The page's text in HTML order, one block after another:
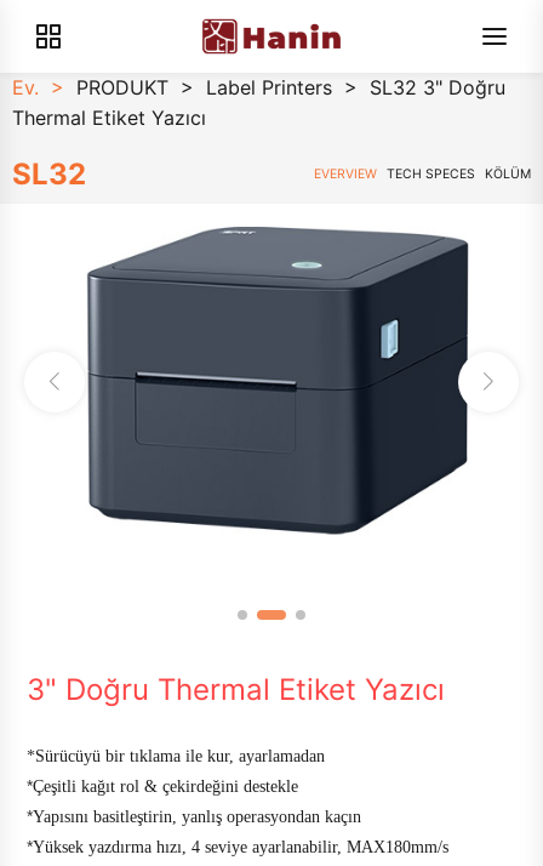
Ev. > PRODUKT > Label Printers >
SL32 3" Doğru
Thermal Etiket Yazıcı
SL32 EVERVIEW TECH SPECES KÖLÜM
3" Doğru Thermal Etiket Yazıcı
*Sürücüyü bir tıklama ile kur, ayarlamadan
*Çeşitli kağıt rol & çekirdeğini destekle
*Yapısını basitleştirin, yanlış operasyondan kaçın
*Yüksek yazdırma hızı, 4 seviye ayarlanabilir, MAX180mm/s